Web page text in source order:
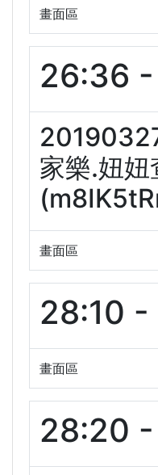
畫面區
26:36
家樂.妞
畫面區
28:10 -
畫面區
28:20